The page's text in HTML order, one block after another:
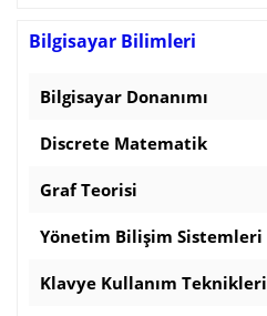
Bilgisayar Bilimleri
Bilgisayar Donanımı
Discrete Matematik
Graf Teorisi
Yönetim Bilişim Sistemleri
Klavye Kullanım Teknikleri